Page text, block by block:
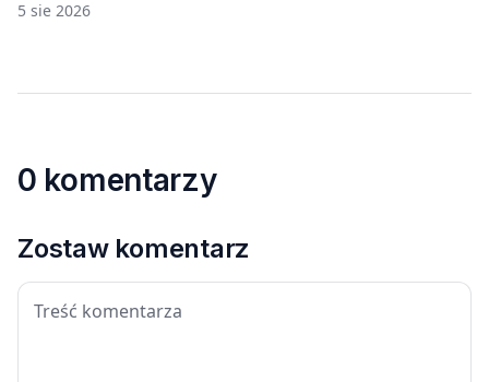
odwoławczą dla firm i konsumentów
5 sie 2026
0 komentarzy
Zostaw komentarz